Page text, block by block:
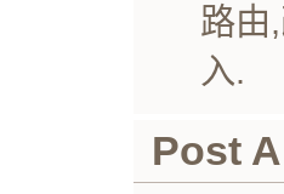
路由
入.
Post